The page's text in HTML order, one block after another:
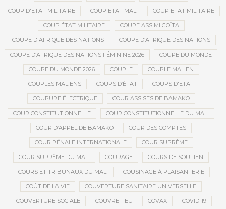
COUP D'ETAT MILITAIRE COUP ETAT MALI COUP ETAT MILITAIRE
COUP ÉTAT MILITAIRE COUPE ASSIMI GOÏTA
COUPE D'AFRIQUE DES NATIONS COUPE D’AFRIQUE DES NATIONS
COUPE D’AFRIQUE DES NATIONS FÉMININE 2026 COUPE DU MONDE
COUPE DU MONDE 2026 COUPLE COUPLE MALIEN
COUPLES MALIENS COUPS D’ÉTAT COUPS D'ETAT
COUPURE ÉLECTRIQUE COUR ASSISES DE BAMAKO
COUR CONSTITUTIONNELLE COUR CONSTITUTIONNELLE DU MALI
COUR D’APPEL DE BAMAKO COUR DES COMPTES
COUR PÉNALE INTERNATIONALE COUR SUPRÊME
COUR SUPRÊME DU MALI COURAGE COURS DE SOUTIEN
COURS ET TRIBUNAUX DU MALI COUSINAGE À PLAISANTERIE
COÛT DE LA VIE COUVERTURE SANITAIRE UNIVERSELLE
COUVERTURE SOCIALE COUVRE-FEU COVAX COVID-19